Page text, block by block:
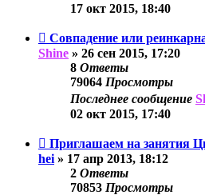
17 окт 2015, 18:40
Совпадение или
Shine » 26 сен 2015, 17:20
8 Ответы
79064 Просмотры
Последнее сообщение
02 окт 2015, 17:40
Приглашаем на занятия
hei » 17 апр 2013, 18:12
2 Ответы
70853 Просмотры